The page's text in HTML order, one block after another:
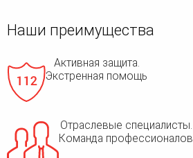
Наши преимущества
Активная защита.
Экстренная помощь
Отраслевые специалисты.
Команда профессионалов